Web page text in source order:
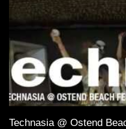
Technasia @ Ostend